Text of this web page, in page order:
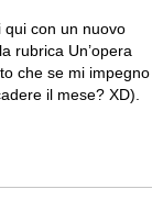
qui con un nuovo
rubrica Un’opera
che se mi impegno
il mese? XD).